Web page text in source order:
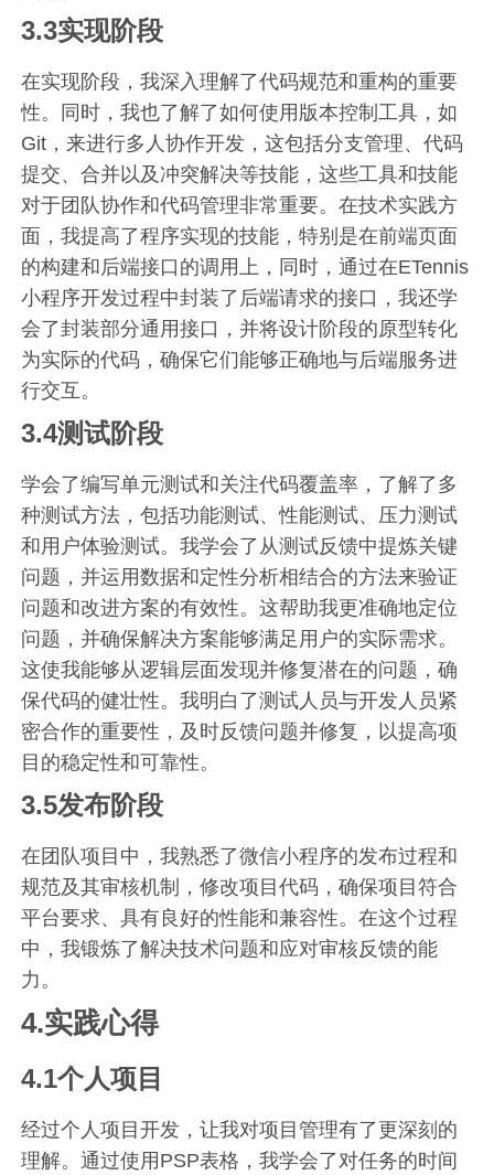
3.3实现阶段
在实现阶段，我深入理解了代码规范和重构的重要
性。同时，我也了解了如何使用版本控制工具，如
Git，来进行多人协作开发，这包括分支管理、代码
提交、合并以及冲突解决等技能，这些工具和技能
对于团队协作和代码管理非常重要。在技术实践方
面，我提高了程序实现的技能，特别是在前端页面
的构建和后端接口的调用上，同时，通过在ETennis
小程序开发过程中封装了后端请求的接口，我还学
会了封装部分通用接口，并将设计阶段的原型转化
为实际的代码，确保它们能够正确地与后端服务进
行交互。
3.4测试阶段
学会了编写单元测试和关注代码覆盖率，了解了多
种测试方法，包括功能测试、性能测试、压力测试
和用户体验测试。我学会了从测试反馈中提炼关键
问题，并运用数据和定性分析相结合的方法来验证
问题和改进方案的有效性。这帮助我更准确地定位
问题，并确保解决方案能够满足用户的实际需求。
这使我能够从逻辑层面发现并修复潜在的问题，确
保代码的健壮性。我明白了测试人员与开发人员紧
密合作的重要性，及时反馈问题并修复，以提高项
目的稳定性和可靠性。
3.5发布阶段
在团队项目中，我熟悉了微信小程序的发布过程和
规范及其审核机制，修改项目代码，确保项目符合
平台要求、具有良好的性能和兼容性。在这个过程
中，我锻炼了解决技术问题和应对审核反馈的能
力。
4.实践心得
4.1个人项目
经过个人项目开发，让我对项目管理有了更深刻的
理解。通过使用PSP表格，我学会了对任务的时间